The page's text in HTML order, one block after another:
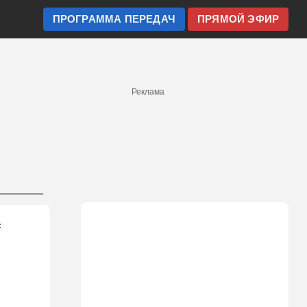
ПРЯМОЙ ЭФИР
ПРОГРАММА ПЕРЕДАЧ
Реклама